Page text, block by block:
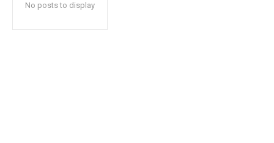
No posts to display